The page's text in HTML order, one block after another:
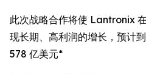
此次战略合作将使 Lantronix
现长期、高利润的增长，预计
578 亿美元*